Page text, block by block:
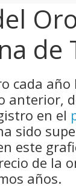
de
cada año
anterior,
en el
sido
este
de la
años.